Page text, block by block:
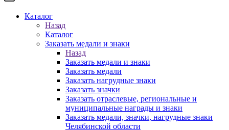
Каталог
Назад
Каталог
Заказать медали и знаки
Назад
Заказать медали и знаки
Заказать медали
Заказать нагрудные знаки
Заказать значки
Заказать отраслевые, региональные и
муниципальные награды и знаки
Заказать медали, значки, нагрудные знаки
Челябинской области